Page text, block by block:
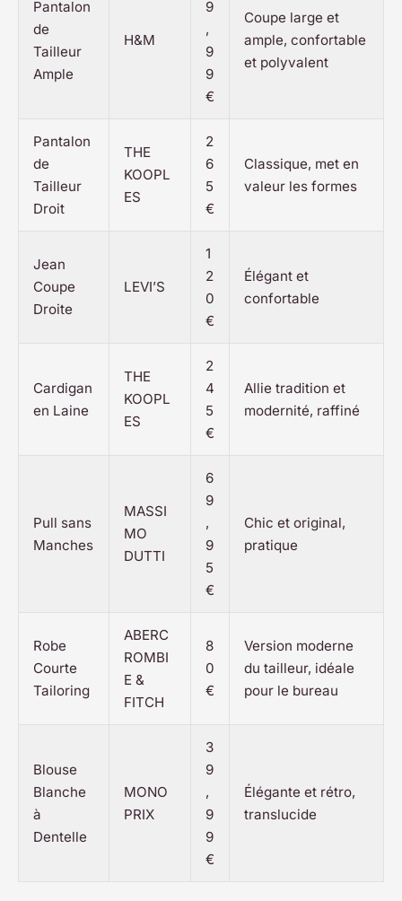
Pantalon
de
Tailleur
Ample
H&M
9
,
9
9
€
Coupe large et
ample, confortable
et polyvalent
Pantalon
de
Tailleur
Droit
THE
KOOPL
ES
2
6
5
€
Classique, met en
valeur les formes
Jean
Coupe
Droite
LEVI’S
1
2
0
€
Élégant et
confortable
Cardigan
en Laine
THE
KOOPL
ES
2
4
5
€
Allie tradition et
modernité, raffiné
Pull sans
Manches
MASSI
MO
DUTTI
6
9
,
9
5
€
Chic et original,
pratique
Robe
Courte
Tailoring
ABERC
ROMBI
E &
FITCH
8
0
€
Version moderne
du tailleur, idéale
pour le bureau
Blouse
Blanche
à
Dentelle
MONO
PRIX
3
9
,
9
9
€
Élégante et rétro,
translucide